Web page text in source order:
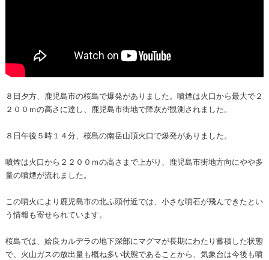
８日夕方、鹿児島市の桜島で爆発がありました。噴煙は火口から最大で２
２００ｍの高さに達し、鹿児島市街地で降灰が観測されました。
８日午後５時１４分、桜島の南岳山頂火口で爆発がありました。
噴煙は火口から２２００ｍの高さまで上がり、鹿児島市街地方向にやや多
量の噴煙が流れました。
この噴火により鹿児島市の北ふ頭付近では、小さな噴石が飛んできたとい
う情報も寄せられています。
桜島では、姶良カルデラの地下深部にマグマが長期にわたり蓄積した状態
で、火山ガスの放出量も概ね多い状態であることから、気象台は今後も噴